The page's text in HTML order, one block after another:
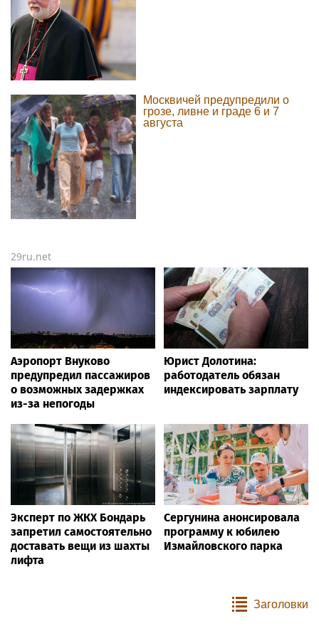
Москвичей предупредили о
грозе, ливне и граде 6 и 7
августа
29ru.net
Аэропорт Внуково
предупредил пассажиров
о возможных задержках
из-за непогоды
Юрист Долотина:
работодатель обязан
индексировать зарплату
Эксперт по ЖКХ Бондарь
запретил самостоятельно
доставать вещи из шахты
лифта
Сергунина анонсировала
программу к юбилею
Измайловского парка
Заголовки